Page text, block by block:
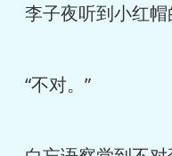
李子夜听到小红帽
“不对。”